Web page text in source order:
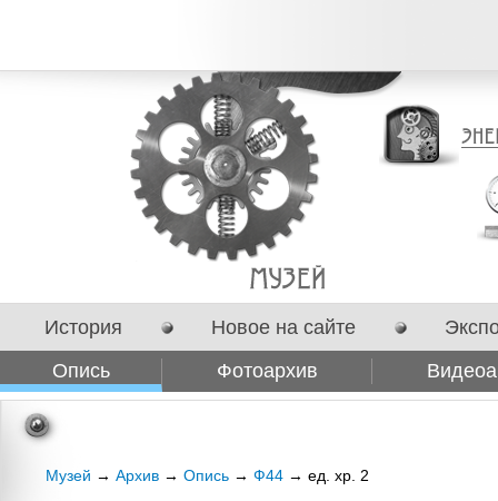
История Новое на сайте
Опись
Фотоархив
Сотрудничество
Музей → Архив → Опись → Ф44 → ед. хр. 2